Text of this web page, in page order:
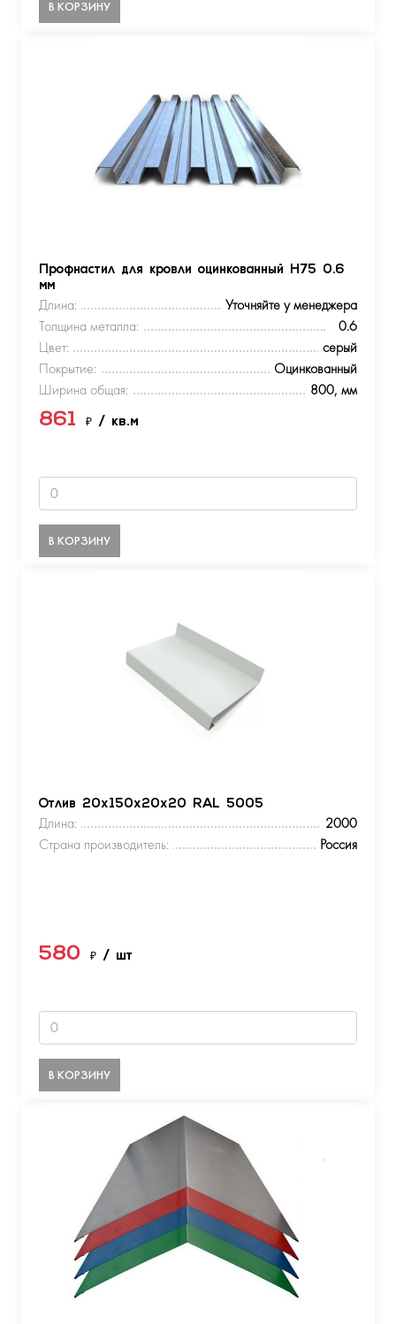
В КОРЗИНУ
Профнастил для кровли оцинкованный Н75 0.6
мм
Длина:
Уточняйте у менеджера
Толщина металла:
0.6
Цвет:
серый
Покрытие:
Оцинкованный
Ширина общая:
800, мм
861 ₽ / кв.м
В КОРЗИНУ
Отлив 20х150х20х20 RAL 5005
Длина:
2000
Страна производитель:
Россия
580 ₽ / шт
В КОРЗИНУ